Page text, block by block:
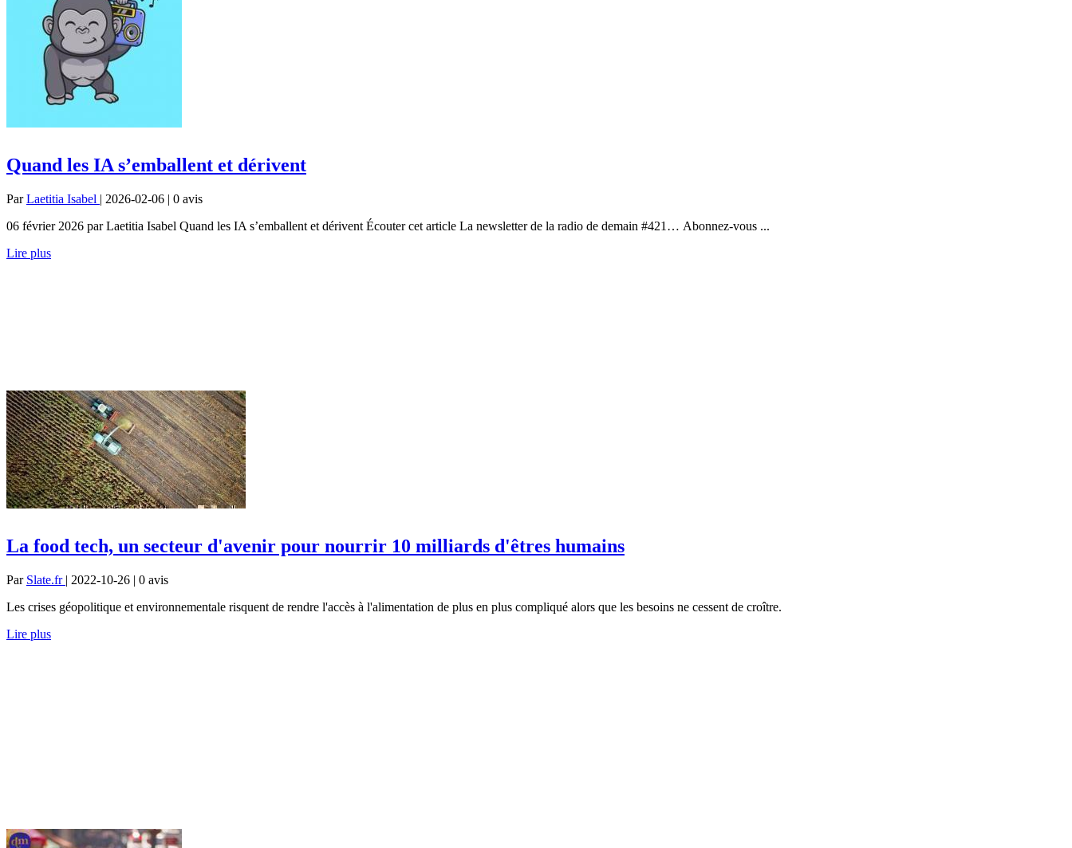
Quand les IA s’emballent et dérivent
ParLaetitia Isabel | 2026-02-06 | 0 avis
06 février 2026 par Laetitia Isabel Quand les IA s’emballent et dérivent Écouter cet article La newsletter de la radio de demain #421… Abonnez-vous ...
Lire plus
La food tech, un secteur d'avenir pour nourrir 10 milliards d'êtres humains
Par Slate.fr | 2022-10-26 | 0 avis
Les crises géopolitique et environnementale risquent de rendre l'accès à l'alimentation de plus en plus compliqué alors que les besoins ne cessent de croître.
Lire plus